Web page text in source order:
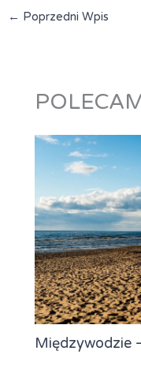
← Poprzedni Wpis
Międzywodzie